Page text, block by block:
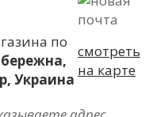
по
Украина
смотреть
на карте